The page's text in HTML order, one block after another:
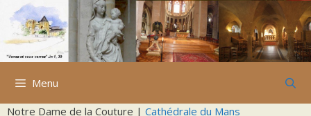
Aller
contenu
Menu
Notre Dame de la Couture | Cathédrale du Mans